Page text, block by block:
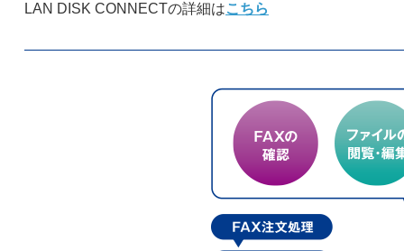
LAN DISK CONNECTの詳細はこちら